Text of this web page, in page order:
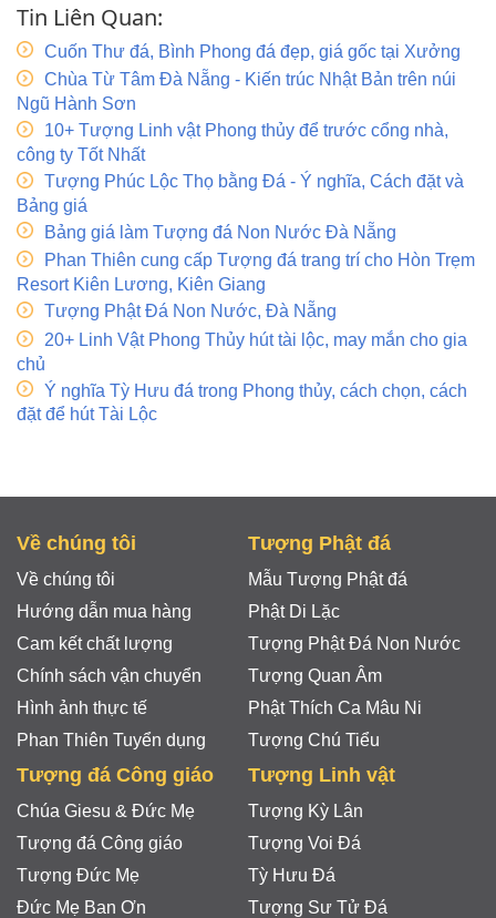
Tin Liên Quan:
Cuốn Thư đá, Bình Phong đá đẹp, giá gốc tại Xưởng
Chùa Từ Tâm Đà Nẵng - Kiến trúc Nhật Bản trên núi
Ngũ Hành Sơn
10+ Tượng Linh vật Phong thủy để trước cổng nhà,
công ty Tốt Nhất
Tượng Phúc Lộc Thọ bằng Đá - Ý nghĩa, Cách đặt và
Bảng giá
Bảng giá làm Tượng đá Non Nước Đà Nẵng
Phan Thiên cung cấp Tượng đá trang trí cho Hòn Trẹm
Resort Kiên Lương, Kiên Giang
Tượng Phật Đá Non Nước, Đà Nẵng
20+ Linh Vật Phong Thủy hút tài lộc, may mắn cho gia
chủ
Ý nghĩa Tỳ Hưu đá trong Phong thủy, cách chọn, cách
đặt để hút Tài Lộc
Về chúng tôi
Về chúng tôi
Hướng dẫn mua hàng
Cam kết chất lượng
Chính sách vận chuyển
Hình ảnh thực tế
Phan Thiên Tuyển dụng
Tượng Phật đá
Mẫu Tượng Phật đá
Phật Di Lặc
Tượng Phật Đá Non Nước
Tượng Quan Âm
Phật Thích Ca Mâu Ni
Tượng Chú Tiểu
Tượng đá Công giáo
Chúa Giesu & Đức Mẹ
Tượng đá Công giáo
Tượng Đức Mẹ
Đức Mẹ Ban Ơn
Tượng Linh vật
Tượng Kỳ Lân
Tượng Voi Đá
Tỳ Hưu Đá
Tượng Sư Tử Đá